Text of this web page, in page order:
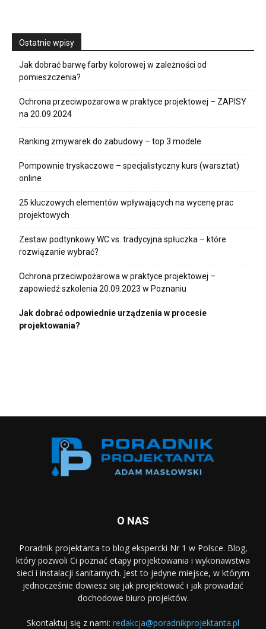
Ostatnie wpisy
Jak dobrać barwę farby kolorowej w zależności od
pomieszczenia?
Ochrona przeciwpożarowa w praktyce projektowej – ZAPISY
na 20.09.2024
Ranking zmywarek do zabudowy – top 3 modele
Pompownie tryskaczowe – specjalistyczny kurs (warsztat)
online
25 kluczowych elementów wpływających na wycenę prac
projektowych
Zestaw podtynkowy WC vs. tradycyjna spłuczka – które
rozwiązanie wybrać?
Ochrona przeciwpożarowa w praktyce projektowej –
zapowiedź szkolenia 20.09.2023 w Poznaniu
Jak dobrać odpowiednie urządzenia w procesie
projektowania?
O NAS
Poradnik projektanta to blog ekspercki Nr 1 w Polsce. Blog,
który pozwoli Ci poznać etapy projektowania i wykonawstwa
sieci i instalacji sanitarnych. Jest to jedyne miejsce, w którym
jednocześnie dowiesz się jak projektować i jak prowadzić
dochodowe biuro projektów.
Skontaktuj się z nami: redakcja@poradnikprojektanta.pl